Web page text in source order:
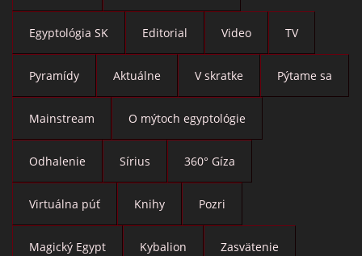
Egyptológia SK Editorial Video TV
Pyramídy Aktuálne V skratke Pýtame sa
Mainstream O mýtoch egyptológie
Odhalenie Sírius 360° Gíza
Virtuálna púť Knihy Pozri
Magický Egypt Kybalion Zasvätenie